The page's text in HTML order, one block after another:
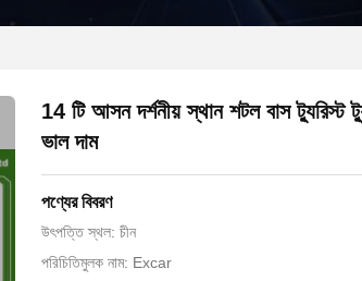
14 টি আসন দর্শনীয় স্থান শটল বাস ট্যুরিস্ট
ভাল দাম
পণ্যের বিবরণ
উৎপত্তি স্থল: চীন
পরিচিতিমুলক নাম: Excar